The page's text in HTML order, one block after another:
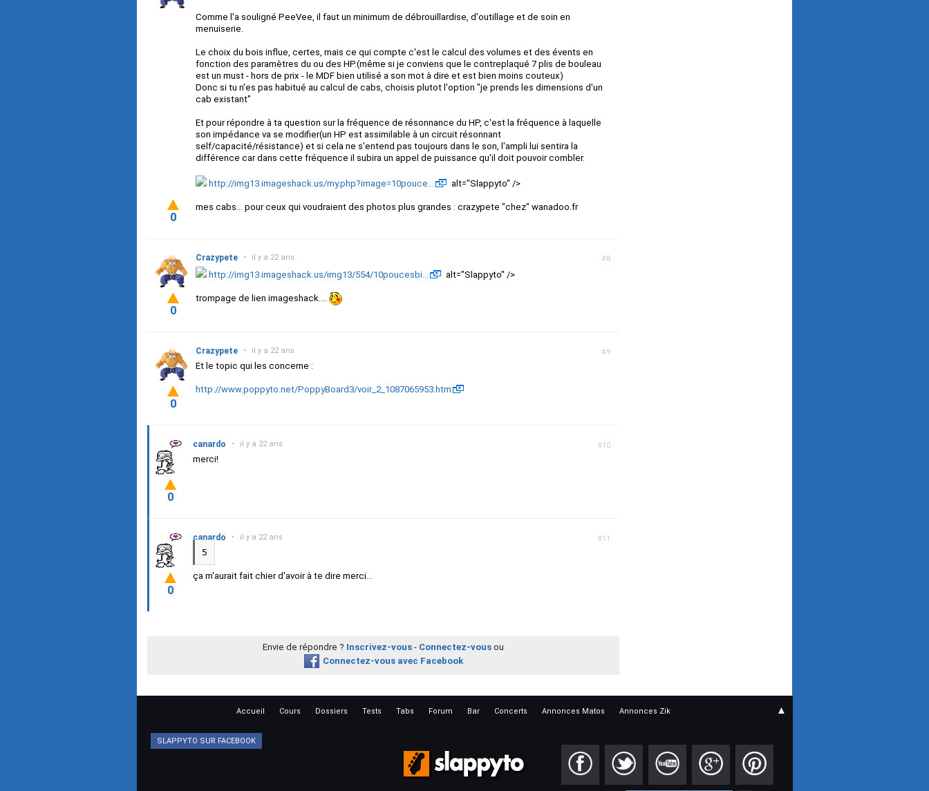
Comme l'a souligné PeeVee, il faut un minimum de débrouillardise, d'outillage et de soin en
menuiserie.
Le choix du bois influe, certes, mais ce qui compte c'est le calcul des volumes et des évents en
fonction des paramètres du ou des HP.(même si je conviens que le contreplaqué 7 plis de bouleau
est un must - hors de prix - le MDF bien utilisé a son mot à dire et est bien moins couteux)
Donc si tu n'es pas habitué au calcul de cabs, choisis plutot l'option "je prends les dimensions d'un
cab existant"
Et pour répondre à ta question sur la fréquence de résonnance du HP, c'est la fréquence à laquelle
son impédance va se modifier(un HP est assimilable à un circuit résonnant
self/capacité/résistance) et si cela ne s'entend pas toujours dans le son, l'ampli lui sentira la
différence car dans cette fréquence il subira un appel de puissance qu'il doit pouvoir combler.
http://img13.imageshack.us/my.php?image=10pouce... alt="Slappyto" />
mes cabs... pour ceux qui voudraient des photos plus grandes : crazypete "chez" wanadoo.fr
0
#8
Crazypete • il y a 22 ans
http://img13.imageshack.us/img13/554/10poucesbi... alt="Slappyto" />
trompage de lien imageshack....
0
#9
Crazypete • il y a 22 ans
Et le topic qui les concerne :
http://www.poppyto.net/PoppyBoard3/voir_2_1087065953.htm
0
#10
canardo • il y a 22 ans
merci!
0
#11
canardo • il y a 22 ans
5
ça m'aurait fait chier d'avoir à te dire merci...
0
Envie de répondre ? Inscrivez-vous - Connectez-vous ou
Connectez-vous avec Facebook
Accueil Cours Dossiers Tests Tabs Forum Bar Concerts Annonces Matos Annonces Zik ▲
SLAPPYTO SUR FACEBOOK